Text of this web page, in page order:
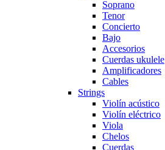
Soprano
Tenor
Concierto
Bajo
Accesorios
Cuerdas ukulele
Amplificadores
Cables
Strings
Violín acústico
Violín eléctrico
Viola
Chelos
Cuerdas